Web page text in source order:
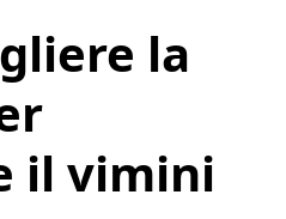
la
il vimini